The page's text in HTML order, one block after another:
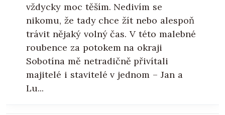
vždycky moc těším. Nedivím se
nikomu, že tady chce žít nebo alespoň
trávit nějaký volný čas. V této malebné
roubence za potokem na okraji
Sobotína mě netradičně přivítali
majitelé i stavitelé v jednom – Jan a
Lu...